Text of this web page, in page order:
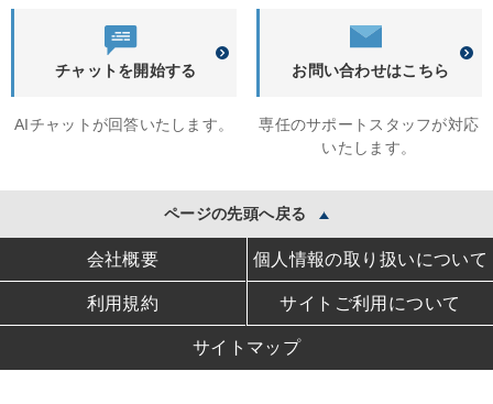
チャットを開始する
AIチャットが回答いたします。
お問い合わせはこちら
専任のサポートスタッフが対応
いたします。
ページの先頭へ戻る
会社概要 個人情報の取り扱いについて
利用規約 サイトご利用について
サイトマップ